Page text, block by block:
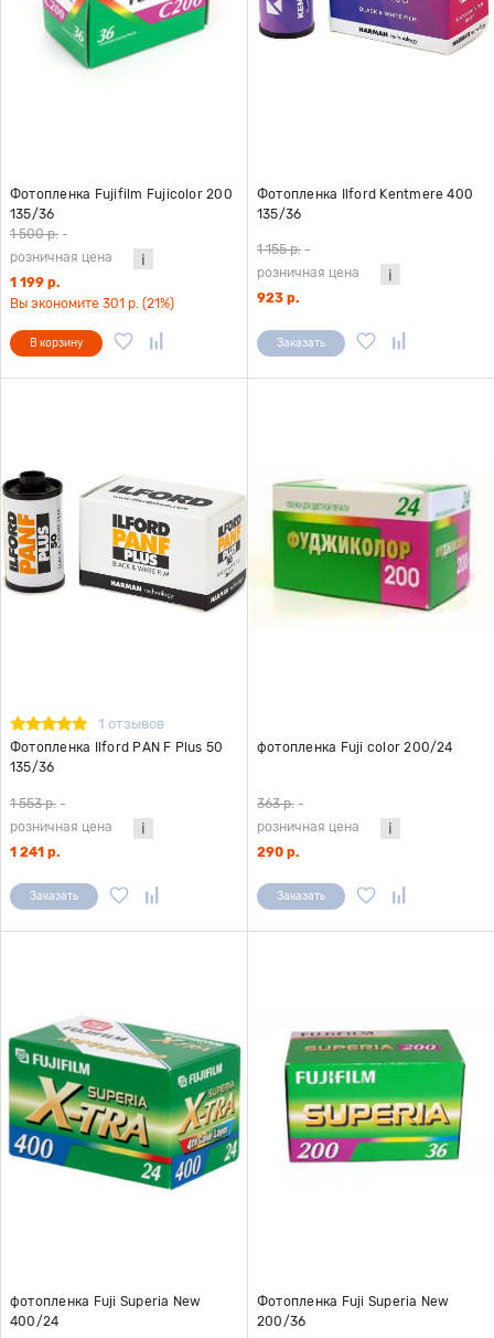
Фотопленка Fujifilm Fujicolor 200
135/36
1 500 р. -
розничная цена
1 199 р.
Вы экономите 301 р. (21%)
В корзину
Фотопленка Ilford Kentmere 400
135/36
1 155 р. -
розничная цена
923 р.
Заказать
1 отзывов
Фотопленка Ilford PAN F Plus 50
135/36
1 553 р. -
розничная цена
1 241 р.
Заказать
фотопленка Fuji color 200/24
363 р. -
розничная цена
290 р.
Заказать
фотопленка Fuji Superia New
400/24
Фотопленка Fuji Superia New
200/36